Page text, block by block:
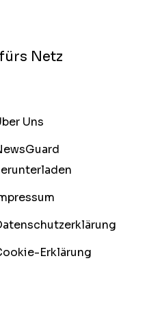
Netz
Uns
Erklärung